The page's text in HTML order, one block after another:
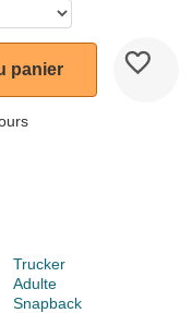
panier
Trucker
Adulte
Snapback